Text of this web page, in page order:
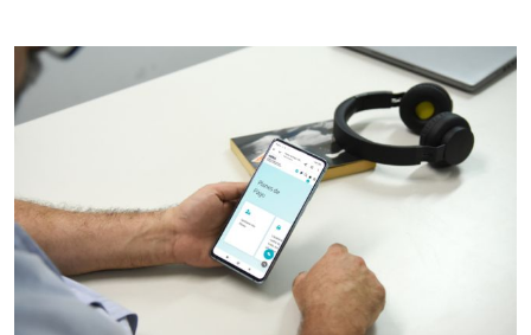
Image